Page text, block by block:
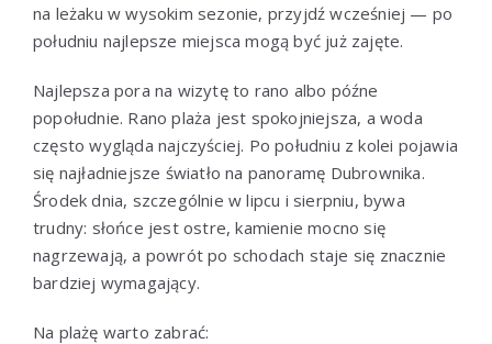
na leżaku w wysokim sezonie, przyjdź wcześniej — po
południu najlepsze miejsca mogą być już zajęte.
Najlepsza pora na wizytę to rano albo późne
popołudnie. Rano plaża jest spokojniejsza, a woda
często wygląda najczyściej. Po południu z kolei pojawia
się najładniejsze światło na panoramę Dubrownika.
Środek dnia, szczególnie w lipcu i sierpniu, bywa
trudny: słońce jest ostre, kamienie mocno się
nagrzewają, a powrót po schodach staje się znacznie
bardziej wymagający.
Na plażę warto zabrać: